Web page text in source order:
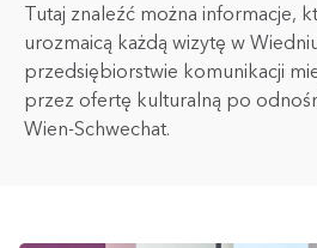
Tutaj znaleźć można informacje,
urozmaicą każdą wizytę w
przedsiębiorstwie komunikacji
przez ofertę kulturalną po
Wien-Schwechat.